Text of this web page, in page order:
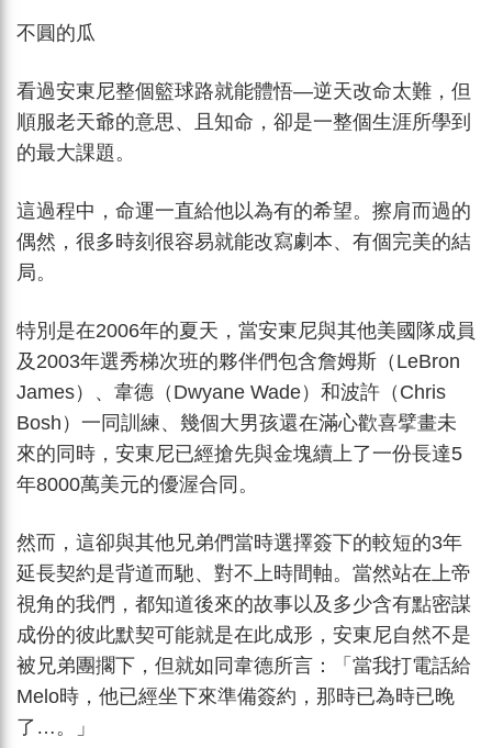
不圓的瓜
看過安東尼整個籃球路就能體悟—逆天改命太難，但
順服老天爺的意思、且知命，卻是一整個生涯所學到
的最大課題。
這過程中，命運一直給他以為有的希望。擦肩而過的
偶然，很多時刻很容易就能改寫劇本、有個完美的結
局。
特別是在2006年的夏天，當安東尼與其他美國隊成員
及2003年選秀梯次班的夥伴們包含詹姆斯（LeBron
James）、韋德（Dwyane Wade）和波許（Chris
Bosh）一同訓練、幾個大男孩還在滿心歡喜擘畫未
來的同時，安東尼已經搶先與金塊續上了一份長達5
年8000萬美元的優渥合同。
然而，這卻與其他兄弟們當時選擇簽下的較短的3年
延長契約是背道而馳、對不上時間軸。當然站在上帝
視角的我們，都知道後來的故事以及多少含有點密謀
成份的彼此默契可能就是在此成形，安東尼自然不是
被兄弟團擱下，但就如同韋德所言：「當我打電話給
Melo時，他已經坐下來準備簽約，那時已為時已晚
了…。」